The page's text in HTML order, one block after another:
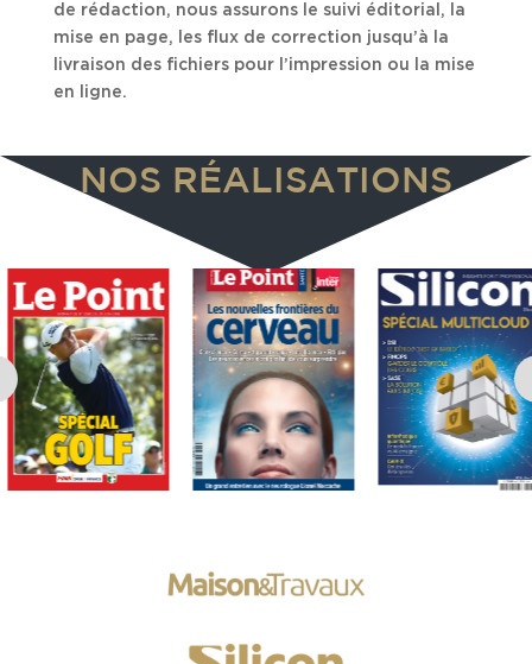
de rédaction, nous assurons le suivi éditorial, la
mise en page, les flux de correction jusqu’à la
livraison des fichiers pour l’impression ou la mise
en ligne.
NOS RÉALISATIONS